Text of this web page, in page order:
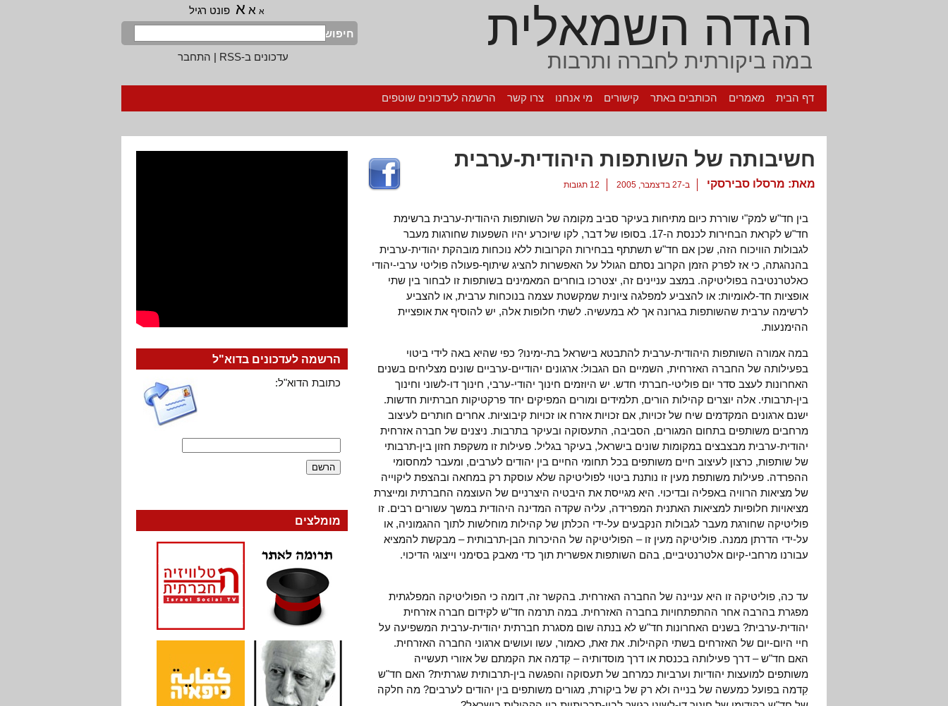
הגדה השמאלית
במה ביקורתית לחברה ותרבות
א א א פונט רגיל
חיפוש
עדכונים ב-RSS
| התחבר
דף הבית מאמרים הכותבים באתר קישורים מי אנחנו צרו קשר הרשמה לעדכונים שוטפים
חשיבותה של השותפות היהודית-ערבית
מאת: מרסלו סבירסקי ב-27 בדצמבר, 2005 12 תגובות
בין חד"ש למק"י שוררת כיום מתיחות בעיקר סביב מקומה של השותפות היהודית-ערבית ברשימת
חד"ש לקראת הבחירות לכנסת ה-17. בסופו של דבר, לקו שיוכרע יהיו השפעות שחורגות מעבר
לגבולות הוויכוח הזה, שכן אם חד"ש תשתתף בבחירות הקרובות ללא נוכחות מובהקת יהודית-ערבית
בהנהגתה, כי אז לפרק הזמן הקרוב נסתם הגולל על האפשרות להציג שיתוף-פעולה פוליטי ערבי-יהודי
כאלטרנטיבה בפוליטיקה. במצב עניינים זה, יצטרכו בוחרים המאמינים בשותפות זו לבחור בין שתי
אופציות חד-לאומיות: או להצביע למפלגה ציונית שמקשטת עצמה בנוכחות ערבית, או להצביע
לרשימה ערבית שהשותפות בגרונה אך לא במעשיה. לשתי חלופות אלה, יש להוסיף את אופציית
ההימנעות.
במה אמורה השותפות היהודית-ערבית להתבטא בישראל בת-ימינו? כפי שהיא באה לידי ביטוי
בפעילותה של החברה האזרחית, השמיים הם הגבול: ארגונים יהודיים-ערביים שונים מצליחים בשנים
האחרונות לעצב סדר יום פוליטי-חברתי חדש. יש היוזמים חינוך יהודי-ערבי, חינוך דו-לשוני וחינוך
בין-תרבותי. אלה יוצרים קהילות הורים, תלמידים ומורים המפיקים יחד פרקטיקות חברתיות חדשות.
ישנם ארגונים המקדמים שיח של זכויות, אם זכויות אזרח או זכויות קיבוציות. אחרים חותרים לעיצוב
מרחבים משותפים בתחום המגורים, הסביבה, התעסוקה ובעיקר בתרבות. ניצנים של חברה אזרחית
יהודית-ערבית מבצבצים במקומות שונים בישראל, בעיקר בגליל. פעילות זו משקפת חזון בין-תרבותי
של שותפות, כרצון לעיצוב חיים משותפים בכל תחומי החיים בין יהודים לערבים, ומעבר למחסומי
ההפרדה. פעילות משותפת מעין זו נותנת ביטוי לפוליטיקה שלא עוסקת רק במחאה ובהצפת ליקוייה
של מציאות הרוויה באפליה ובדיכוי. היא מגייסת את היבטיה היצרניים של העוצמה החברתית ומייצרת
מציאויות חלופיות למציאות האתנית המפרידה, עליה שקדה המדינה היהודית במשך עשורים רבים. זו
פוליטיקה שחורגת מעבר לגבולות הנקבעים על-ידי הכלתן של קהילות מוחלשות לתוך ההגמוניה, או
על-ידי הדרתן ממנה. פוליטיקה מעין זו – הפוליטיקה של ההיכרות הבן-תרבותית – מבקשת להמציא
עבורנו מרחבי-קיום אלטרנטיביים, בהם השותפות אפשרית תוך כדי מאבק בסימני וייצוגי הדיכוי.
עד כה, פוליטיקה זו היא עניינה של החברה האזרחית. בהקשר זה, דומה כי הפוליטיקה המפלגתית
מפגרת בהרבה אחר ההתפתחויות בחברה האזרחית. במה תרמה חד"ש לקידום חברה אזרחית
יהודית-ערבית? בשנים האחרונות חד"ש לא בנתה שום מסגרת חברתית יהודית-ערבית המשפיעה על
חיי היום-יום של האזרחים בשתי הקהילות. את זאת, כאמור, עשו ועושים ארגוני החברה האזרחית.
האם חד"ש – דרך פעילותה בכנסת או דרך מוסדותיה – קִדמה את הקמתם של אזורי תעשייה
משותפים למועצות יהודיות וערביות כמרחב של תעסוקה והפגשה בין-תרבותית שגרתית? האם חד"ש
קִדמה בפועל כמעשה של בנייה ולא רק של ביקורת, מגורים משותפים בין יהודים לערבים? מה חלקה
הרשמה לעדכונים בדוא"ל
כתובת הדוא"ל:
מומלצים